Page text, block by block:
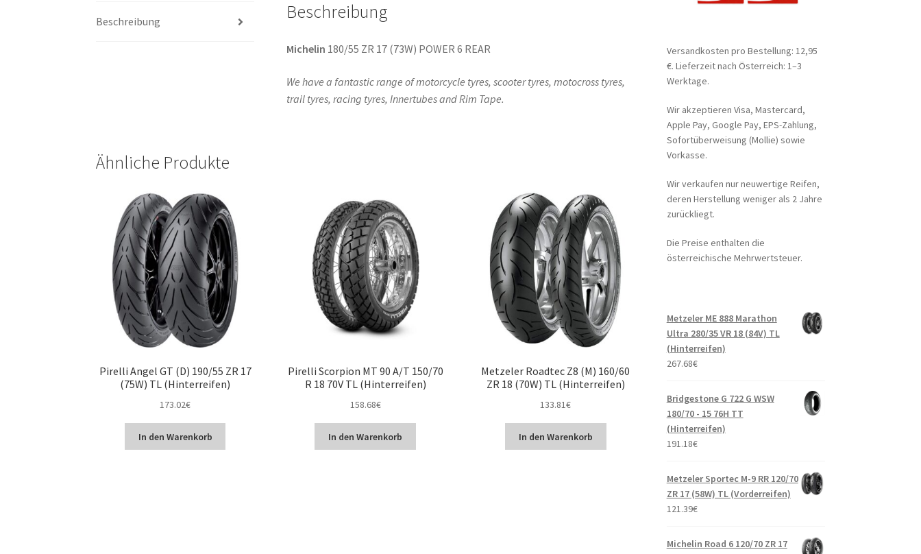
Beschreibung Beschreibung
Michelin 180/55 ZR 17 (73W) POWER 6 REAR
We have a fantastic range of motorcycle tyres, scooter tyres, motocross tyres,
trail tyres, racing tyres, Innertubes and Rim Tape.
Ähnliche Produkte
Pirelli Angel GT (D) 190/55 ZR 17
(75W) TL (Hinterreifen)
173.02€
In den Warenkorb
Pirelli Scorpion MT 90 A/T 150/70
R 18 70V TL (Hinterreifen)
158.68€
In den Warenkorb
Metzeler Roadtec Z8 (M) 160/60
ZR 18 (70W) TL (Hinterreifen)
133.81€
In den Warenkorb
Versandkosten pro Bestellung: 12,95
€. Lieferzeit nach Österreich: 1–3
Werktage.
Wir akzeptieren Visa, Mastercard,
Apple Pay, Google Pay, EPS-Zahlung,
Sofortüberweisung (Mollie) sowie
Vorkasse.
Wir verkaufen nur neuwertige Reifen,
deren Herstellung weniger als 2 Jahre
zurückliegt.
Die Preise enthalten die
österreichische Mehrwertsteuer.
Metzeler ME 888 Marathon
Ultra 280/35 VR 18 (84V) TL
(Hinterreifen)
267.68€
Bridgestone G 722 G WSW
180/70 - 15 76H TT
(Hinterreifen)
191.18€
Metzeler Sportec M-9 RR 120/70
ZR 17 (58W) TL (Vorderreifen)
121.39€
Michelin Road 6 120/70 ZR 17